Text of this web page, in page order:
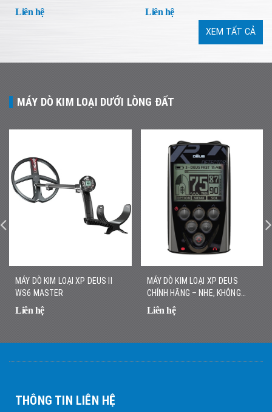
Liên hệ Liên hệ
XEM TẤT CẢ
MÁY DÒ KIM LOẠI DƯỚI LÒNG ĐẤT
MÁY DÒ KIM LOẠI XP DEUS II
WS6 MASTER
Liên hệ
MÁY DÒ KIM LOẠI XP DEUS
CHÍNH HÃNG – NHẸ, KHÔNG
DÂY, DÒ NHANH CHÍNH XÁC
Liên hệ
THÔNG TIN LIÊN HỆ